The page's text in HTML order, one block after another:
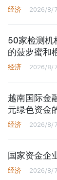
经济 2026/8/
50家检测机
的菠萝蜜和
经济 2026/8/
越南国际金
元绿色资金
经济 2026/8/7
国家资金企
经济 2026/8/7